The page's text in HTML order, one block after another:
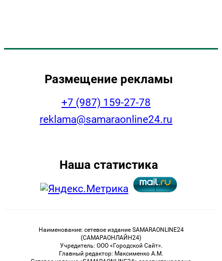
Размещение рекламы
+7 (987) 159-27-78
reklama@samaraonline24.ru
Наша статистика
Наименование: сетевое издание SAMARAONLINE24
(САМАРАОНЛАЙН24)
Учредитель: ООО «Городской Сайт».
Главный редактор: Максименко А.М.